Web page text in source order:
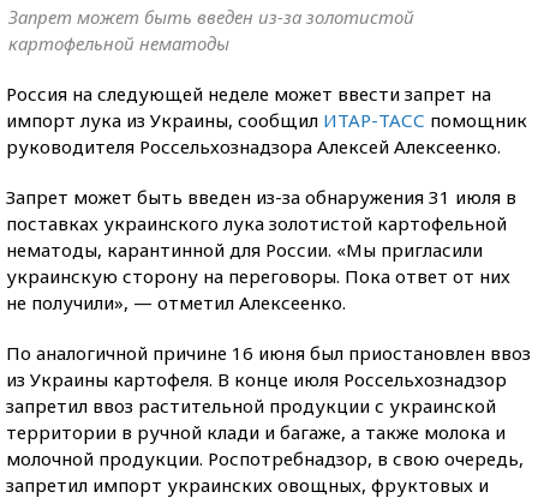
Запрет может быть введен из-за золотистой
картофельной нематоды
Россия на следующей неделе может ввести запрет на
импорт лука из Украины, сообщил ИТАР-ТАСС помощник
руководителя Россельхознадзора Алексей Алексеенко.
Запрет может быть введен из-за обнаружения 31 июля в
поставках украинского лука золотистой картофельной
нематоды, карантинной для России. «Мы пригласили
украинскую сторону на переговоры. Пока ответ от них
не получили», — отметил Алексеенко.
По аналогичной причине 16 июня был приостановлен ввоз
из Украины картофеля. В конце июля Россельхознадзор
запретил ввоз растительной продукции с украинской
территории в ручной клади и багаже, а также молока и
молочной продукции. Роспотребнадзор, в свою очередь,
запретил импорт украинских овощных, фруктовых и